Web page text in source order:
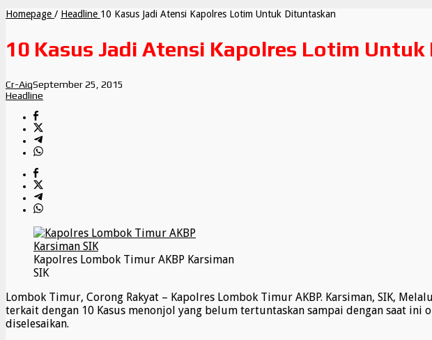
Homepage / Headline 10 Kasus Jadi Atensi Kapolres Lotim Untuk Dituntaskan
10 Kasus Jadi Atensi Kapolres Lotim
Cr-AiqSeptember 25, 2015
Headline
Kapolres Lombok Timur AKBP Karsiman
SIK
Lombok Timur, Corong Rakyat – Kapolres Lombok Timur AKBP. Karsiman, SIK,
terkait dengan 10 Kasus menonjol yang belum tertuntaskan sampai dengan saat
diselesaikan.